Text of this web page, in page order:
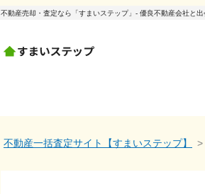
不動産売却・査定なら「すまいステップ」- 優良不動産会社と
不動産一括査定サイト【すまいステップ】